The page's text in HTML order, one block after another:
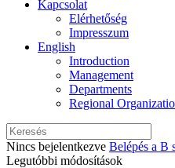
Kapcsolat
Elérhetőség
Impresszum
English
Introduction
Management
Departments
Regional
Nincs bejelentkezve Belépés a B
Legutóbbi módosítások